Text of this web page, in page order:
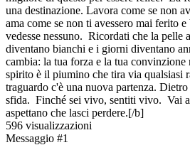
una destinazione. Lavora come se non
ama come se non ti avessero mai ferito
vedesse nessuno. Ricordati che la pelle
diventano bianchi e i giorni diventano
cambia: la tua forza e la tua
spirito è il piumino che tira via qualsiasi
traguardo c'è una nuova partenza.
sfida. Finché sei vivo, sentiti vivo. Vai
aspettano che lasci perdere.[/b]
596 visualizzazioni
Messaggio #1